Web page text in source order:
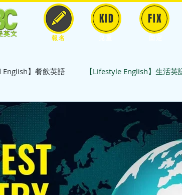
報名
KID FIX
English】餐飲英語 【Lifestyle English】生活英
藝術 【Travel English】旅遊英語 【
】文化英語 【Technology English】科技英語
English】動物英語 【Traditions English】傳